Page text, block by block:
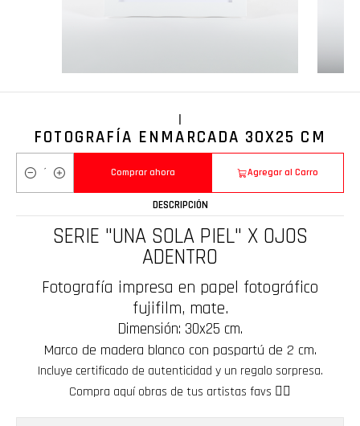
|
FOTOGRAFÍA ENMARCADA 30X25 CM
Cantidad
Agregar al Carro
Comprar ahora
DESCRIPCIÓN
SERIE "UNA SOLA PIEL" X OJOS
ADENTRO
Fotografía impresa en papel fotográfico
fujifilm, mate.
Dimensión: 30x25 cm.
Marco de madera blanco con paspartú de 2 cm.
Incluye certificado de autenticidad y un regalo sorpresa.
Compra aquí obras de tus artistas favs ❤️‍🔥